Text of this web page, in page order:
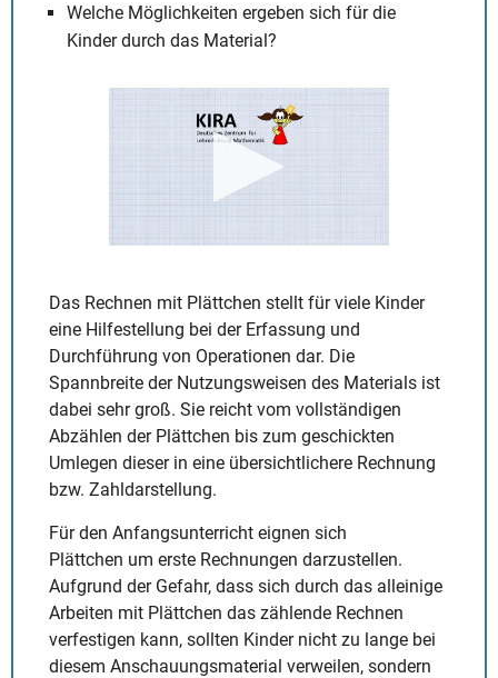
Welche Möglichkeiten ergeben sich für die
Kinder durch das Material?
Das Rechnen mit Plättchen stellt für viele Kinder
eine Hilfestellung bei der Erfassung und
Durchführung von Operationen dar. Die
Spannbreite der Nutzungsweisen des Materials ist
dabei sehr groß. Sie reicht vom vollständigen
Abzählen der Plättchen bis zum geschickten
Umlegen dieser in eine übersichtlichere Rechnung
bzw. Zahldarstellung.
Für den Anfangsunterricht eignen sich
Plättchen um erste Rechnungen darzustellen.
Aufgrund der Gefahr, dass sich durch das alleinige
Arbeiten mit Plättchen das zählende Rechnen
verfestigen kann, sollten Kinder nicht zu lange bei
diesem Anschauungsmaterial verweilen, sondern